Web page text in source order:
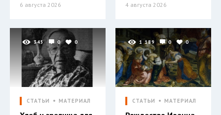
6 августа 2026 4 августа 2026
345 0 0
СТАТЬИ МАТЕРИАЛ
1 189 0 0
СТАТЬИ МАТЕРИАЛ